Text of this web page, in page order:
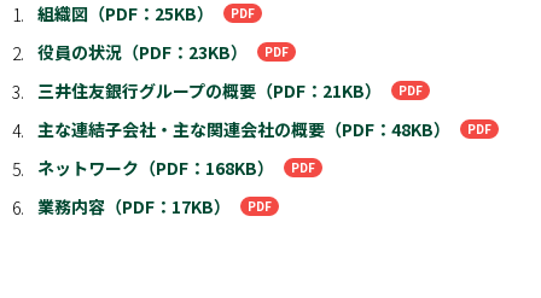
1. 組織図（PDF：25KB）
2. 役員の状況（PDF：23KB）
3. 三井住友銀行グループの概要（PDF：21KB）
4. 主な連結子会社・主な関連会社の概要（PDF：48KB）
5.
ネットワーク（PDF：168KB）
6. 業務内容（PDF：17KB）